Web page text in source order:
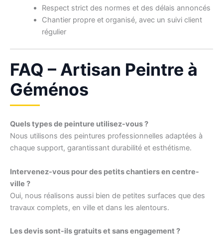
Respect strict des normes et des délais annoncés
Chantier propre et organisé, avec un suivi client
régulier
FAQ – Artisan Peintre à
Géménos
Quels types de peinture utilisez-vous ?
Nous utilisons des peintures professionnelles adaptées à
chaque support, garantissant durabilité et esthétisme.
Intervenez-vous pour des petits chantiers en centre-
ville ?
Oui, nous réalisons aussi bien de petites surfaces que des
travaux complets, en ville et dans les alentours.
Les devis sont-ils gratuits et sans engagement ?